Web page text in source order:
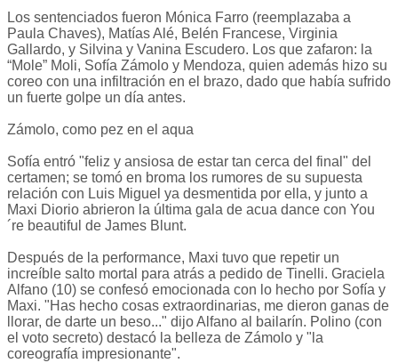
Los sentenciados fueron Mónica Farro (reemplazaba a
Paula Chaves), Matías Alé, Belén Francese, Virginia
Gallardo, y Silvina y Vanina Escudero. Los que zafaron: la
“Mole” Moli, Sofía Zámolo y Mendoza, quien además hizo su
coreo con una infiltración en el brazo, dado que había sufrido
un fuerte golpe un día antes.
Zámolo, como pez en el aqua
Sofía entró "feliz y ansiosa de estar tan cerca del final" del
certamen; se tomó en broma los rumores de su supuesta
relación con Luis Miguel ya desmentida por ella, y junto a
Maxi Diorio abrieron la última gala de acua dance con You
´re beautiful de James Blunt.
Después de la performance, Maxi tuvo que repetir un
increíble salto mortal para atrás a pedido de Tinelli. Graciela
Alfano (10) se confesó emocionada con lo hecho por Sofía y
Maxi. "Has hecho cosas extraordinarias, me dieron ganas de
llorar, de darte un beso..." dijo Alfano al bailarín. Polino (con
el voto secreto) destacó la belleza de Zámolo y "la
coreografía impresionante".